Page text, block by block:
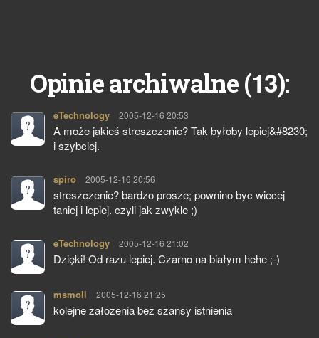
Opinie archiwalne (13):
eTechnology pisze:
2005-12-16 20:53
A może jakieś streszczenie? Tak byłoby lepiej&#8230;
i szybciej.
spiro pisze:
2005-12-16 20:56
streszczenie? bardzo prosze; pownino byc wiecej
taniej i lepiej. czyli jak zwykle ;)
eTechnology pisze:
2005-12-16 21:02
Dzięki! Od razu lepiej. Czarno na białym hehe ;-)
msmoll pisze:
2005-12-16 21:25
kolejne załozenia bez szansy istnienia